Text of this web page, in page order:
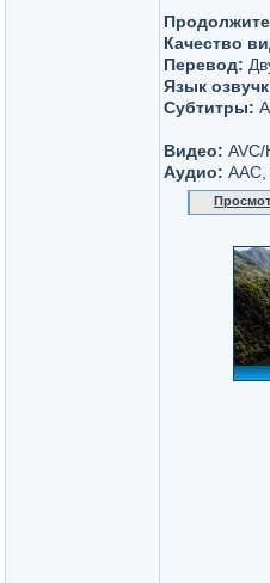
Качество
Перевод:
Язык
Субтитры:
Видео:
Аудио: